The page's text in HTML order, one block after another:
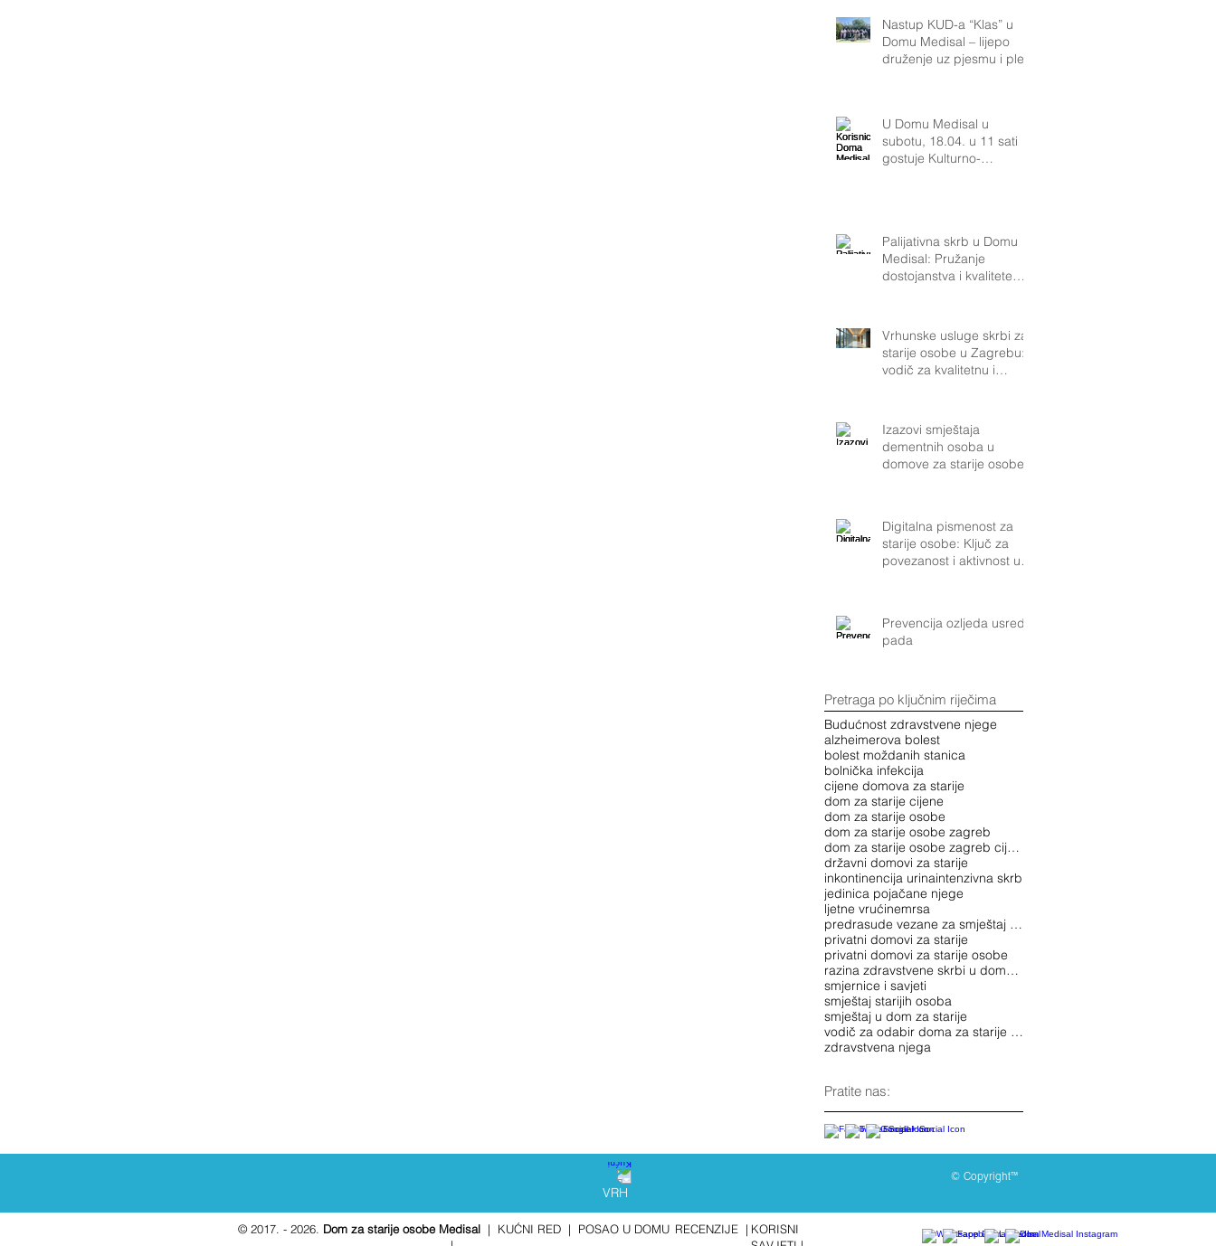
Nastup KUD-a “Klas” u
Domu Medisal – lijepo
druženje uz pjesmu i ples
U Domu Medisal u
subotu, 18.04. u 11 sati
gostuje Kulturno-
tradiciji koju KUD „Klas“
njeguje već više od 40
Palijativna skrb u Domu
Medisal: Pružanje
dostojanstva i kvalitete
Vrhunske usluge skrbi za
starije osobe u Zagrebu:
vodič za kvalitetnu i
Izazovi smještaja
dementnih osoba u
domove za starije osobe
Digitalna pismenost za
starije osobe: Ključ za
povezanost i aktivnost u
Prevencija ozljeda usred
pada
Pretraga po ključnim riječima
Budućnost zdravstvene njege
alzheimerova bolest
bolest moždanih stanica
bolnička infekcija
cijene domova za starije
dom za starije cijene
dom za starije osobe
dom za starije osobe zagreb
dom za starije osobe zagreb cijene
državni domovi za starije
inkontinencija urinaintenzivna skrb
jedinica pojačane njege
ljetne vrućinemrsa
predrasude vezane za smještaj u domu za starije
privatni domovi za starije
privatni domovi za starije osobe
razina zdravstvene skrbi u domovima za starije oso
smjernice i savjeti
smještaj starijih osoba
smještaj u dom za starije
vodič za odabir doma za starije osobe
zdravstvena njega
Pratite nas:
VRH
© Copyright™
© 2017. - 2026. Dom za starije osobe Medisal| KUĆNI RED| POSAO U DOMU
KORISNI
RECENZIJE |